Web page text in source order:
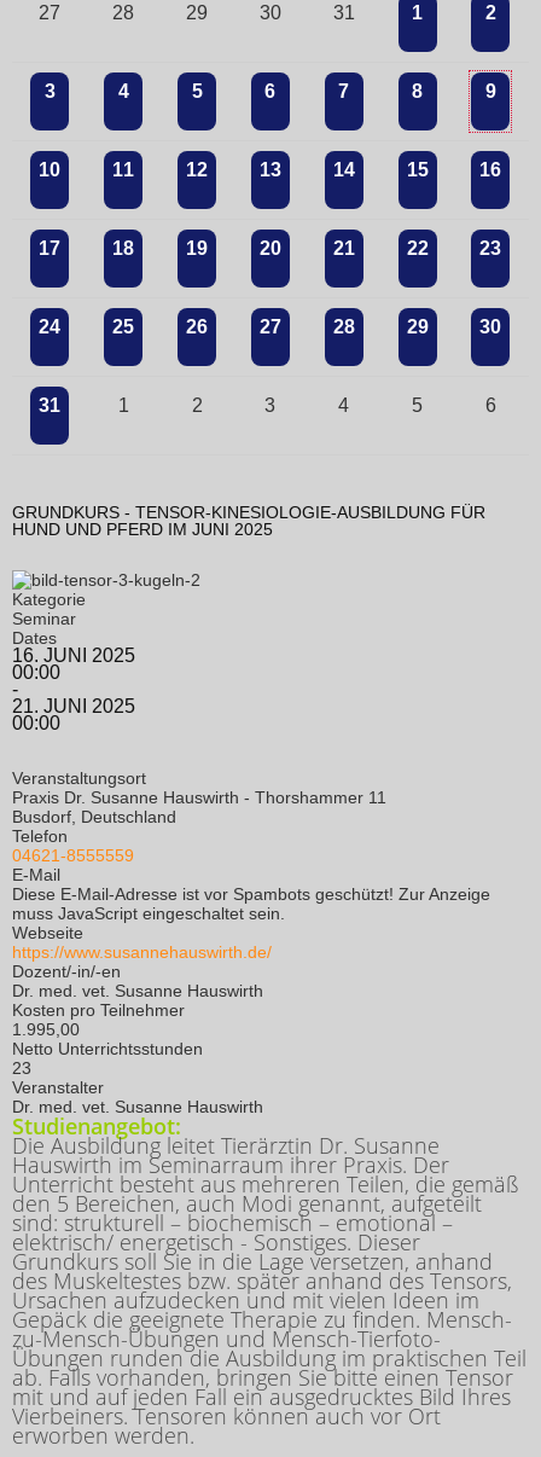
27 28 29 30 31 1 2
3 4 5 6 7 8 9
10 11 12 13 14 15 16
17 18 19 20 21 22 23
24 25 26 27 28 29 30
31 1 2 3 4 5 6
GRUNDKURS - TENSOR-KINESIOLOGIE-AUSBILDUNG FÜR
HUND UND PFERD IM JUNI 2025
Kategorie
Seminar
Dates
16. JUNI 2025
00:00
-
21. JUNI 2025
00:00
Veranstaltungsort
Praxis Dr. Susanne Hauswirth - Thorshammer 11
Busdorf, Deutschland
Telefon
04621-8555559
E-Mail
Diese E-Mail-Adresse ist vor Spambots geschützt! Zur Anzeige
muss JavaScript eingeschaltet sein.
Webseite
https://www.susannehauswirth.de/
Dozent/-in/-en
Dr. med. vet. Susanne Hauswirth
Kosten pro Teilnehmer
1.995,00
Netto Unterrichtsstunden
23
Veranstalter
Dr. med. vet. Susanne Hauswirth
Studienangebot:
Die Ausbildung leitet Tierärztin Dr. Susanne
Hauswirth im Seminarraum ihrer Praxis. Der
Unterricht besteht aus mehreren Teilen, die gemäß
den 5 Bereichen, auch Modi genannt, aufgeteilt
sind: strukturell – biochemisch – emotional –
elektrisch/ energetisch - Sonstiges. Dieser
Grundkurs soll Sie in die Lage versetzen, anhand
des Muskeltestes bzw. später anhand des Tensors,
Ursachen aufzudecken und mit vielen Ideen im
Gepäck die geeignete Therapie zu finden. Mensch-
zu-Mensch-Übungen und Mensch-Tierfoto-
Übungen runden die Ausbildung im praktischen Teil
ab. Falls vorhanden, bringen Sie bitte einen Tensor
mit und auf jeden Fall ein ausgedrucktes Bild Ihres
Vierbeiners. Tensoren können auch vor Ort
erworben werden.